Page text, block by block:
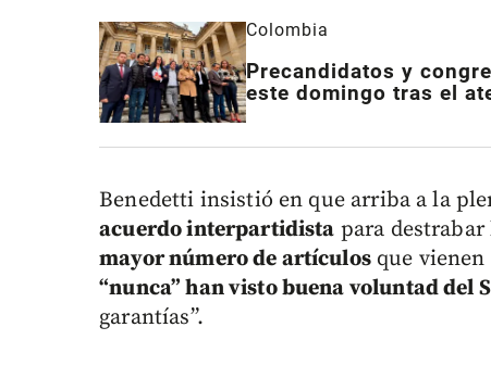
Colombia
Precandidatos y
este domingo tras el
Benedetti insistió en que arriba a la
acuerdo interpartidista para destrabar
mayor número de artículosque vienen
“nunca” han visto buena voluntad del
garantías”.